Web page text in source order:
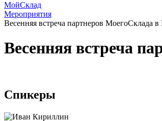
МойСклад
Мероприятия
Весенняя встреча партнеров МоегоСклада в
Весенняя встреча
Спикеры